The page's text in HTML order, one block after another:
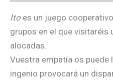
Itoes un juego
grupos en el que visitaréis
alocadas.
Vuestra empatía os puede
ingenio provocará un